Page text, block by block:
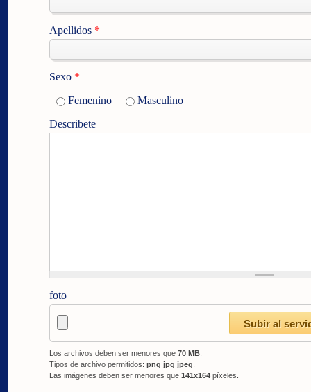
Apellidos *
Sexo *
Femenino Masculino
Describete
foto
Los archivos deben ser menores que 70 MB.
Tipos de archivo permitidos: png jpg jpeg
Las imágenes deben ser menores que 141x164píxeles.